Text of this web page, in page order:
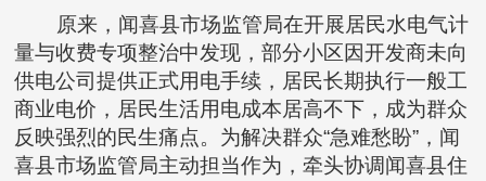
原来，闻喜县市场监管局在开展居民水电气计
量与收费专项整治中发现，部分小区因开发商未向
供电公司提供正式用电手续，居民长期执行一般工
商业电价，居民生活用电成本居高不下，成为群众
反映强烈的民生痛点。为解决群众“急难愁盼”，闻
喜县市场监管局主动担当作为，牵头协调闻喜县住